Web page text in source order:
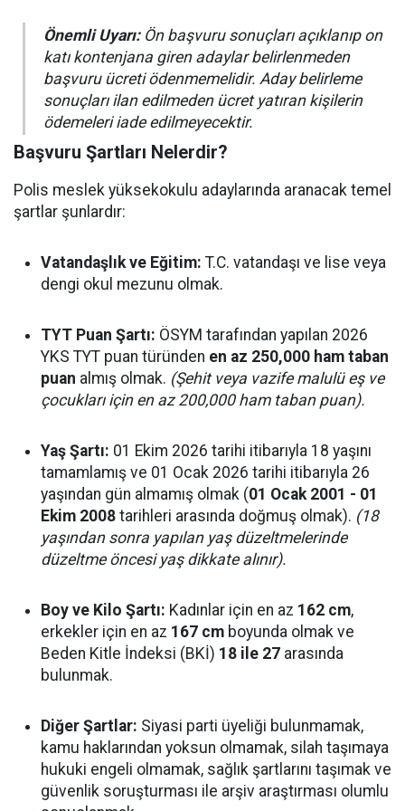
Önemli Uyarı:Ön başvuru sonuçları açıklanıp on
katı kontenjana giren adaylar belirlenmeden
başvuru ücreti ödenmemelidir. Aday belirleme
sonuçları ilan edilmeden ücret yatıran kişilerin
ödemeleri iade edilmeyecektir.
Başvuru Şartları Nelerdir?
Polis meslek yüksekokulu adaylarında aranacak temel
şartlar şunlardır:
Vatandaşlık ve Eğitim: T.C. vatandaşı ve lise veya
dengi okul mezunu olmak.
TYT Puan Şartı: ÖSYM tarafından yapılan 2026
YKS TYT puan türünden en az 250,000 ham taban
puan almış olmak. (Şehit veya vazife malulü eş ve
çocukları için en az 200,000 ham taban puan).
Yaş Şartı: 01 Ekim 2026 tarihi itibarıyla 18 yaşını
tamamlamış ve 01 Ocak 2026 tarihi itibarıyla 26
yaşından gün almamış olmak (01 Ocak 2001 - 01
Ekim 2008 tarihleri arasında doğmuş olmak). (18
yaşından sonra yapılan yaş düzeltmelerinde
düzeltme öncesi yaş dikkate alınır).
Boy ve Kilo Şartı: Kadınlar için en az 162 cm,
erkekler için en az 167 cm boyunda olmak ve
Beden Kitle İndeksi (BKİ) 18 ile 27 arasında
bulunmak.
Diğer Şartlar: Siyasi parti üyeliği bulunmamak,
kamu haklarından yoksun olmamak, silah taşımaya
hukuki engeli olmamak, sağlık şartlarını taşımak ve
güvenlik soruşturması ile arşiv araştırması olumlu